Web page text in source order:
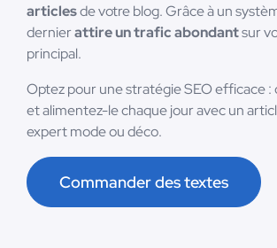
articlesde votre blog. Grâce à un
dernierattire un trafic abondantsur
principal.
Optez pour une stratégie SEO efficace :
et alimentez-le chaque jour avec un
expert mode ou déco.
Commander des textes